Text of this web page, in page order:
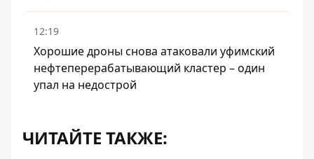
12:19
Хорошие дроны снова атаковали уфимский
нефтеперерабатывающий кластер – один
упал на недострой
ЧИТАЙТЕ ТАКЖЕ: